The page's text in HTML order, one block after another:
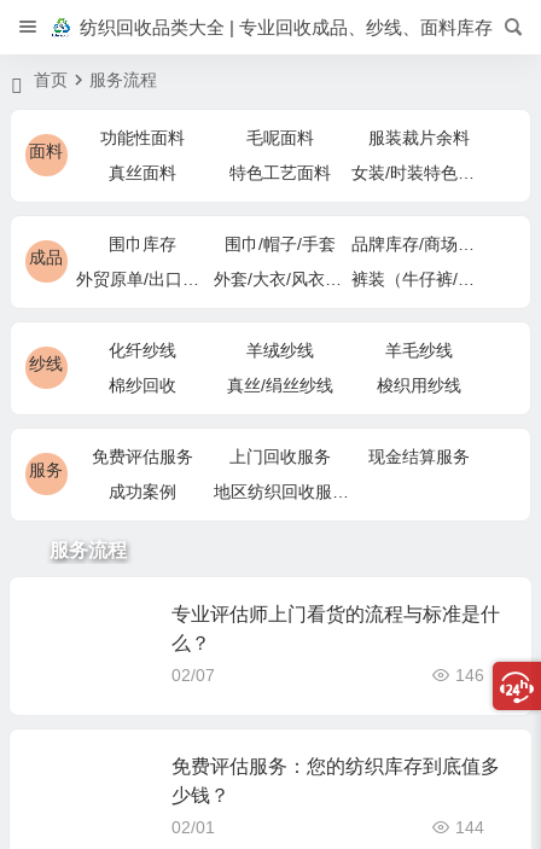
纺织回收品类大全 | 专业回收成品、纱线、面料库存
首页 服务流程
面料
功能性面料 毛呢面料
服装裁片余料
真丝面料
特色工艺面料
成品
围巾库存 围巾/帽子/手套
纱线
化纤纱线 羊绒纱线
羊毛纱线
棉纱回收
真丝/绢丝纱线 梭织用纱线
服务
免费评估服务 上门回收服务
现金结算服务
成功案例
服务流程
专业评估师上门看货的流程与标准是什
么？
02/07 146
免费评估服务：您的纺织库存到底值多
少钱？
02/01 144